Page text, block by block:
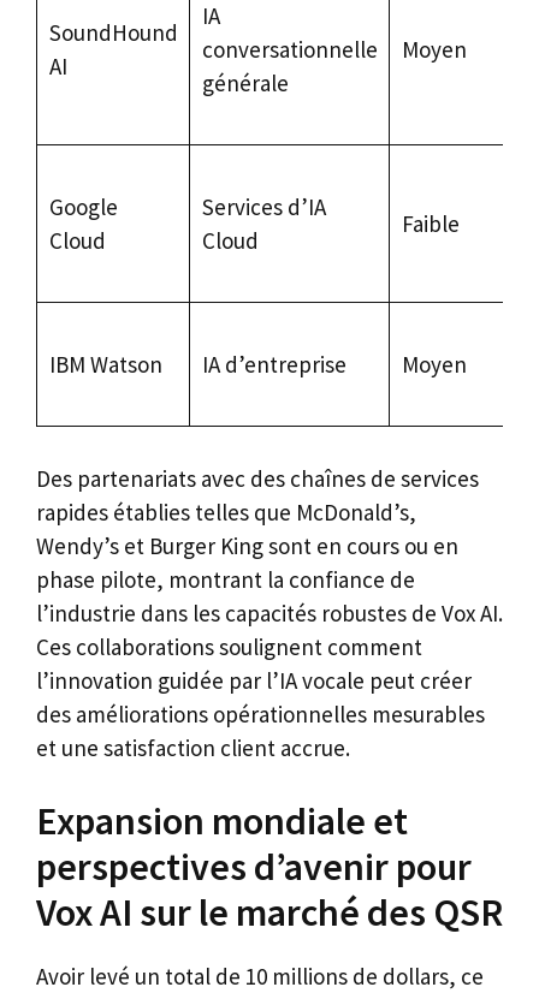
SoundHound
AI
IA
conversationnelle
générale
Moyen
Google
Cloud
Services d’IA
Cloud
Faible
IBM Watson IA d’entreprise Moyen
Des partenariats avec des chaînes de services
rapides établies telles que McDonald’s,
Wendy’s et Burger King sont en cours ou en
phase pilote, montrant la confiance de
l’industrie dans les capacités robustes de Vox AI.
Ces collaborations soulignent comment
l’innovation guidée par l’IA vocale peut créer
des améliorations opérationnelles mesurables
et une satisfaction client accrue.
Expansion mondiale et
perspectives d’avenir pour
Vox AI sur le marché des QSR
Avoir levé un total de 10 millions de dollars, ce